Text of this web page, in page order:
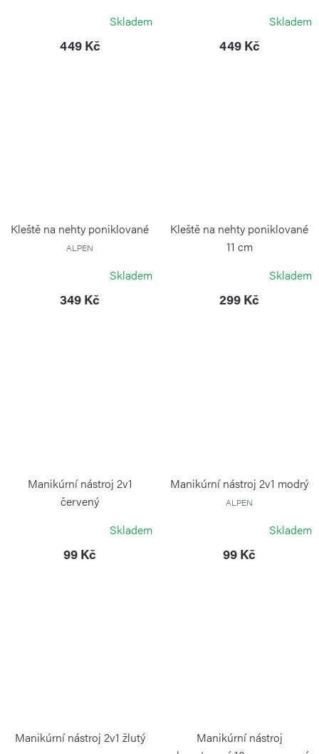
Skladem
449 Kč
Skladem
449 Kč
Kleště na nehty poniklované
ALPEN
Skladem
349 Kč
Kleště na nehty poniklované
11 cm
Skladem
299 Kč
Manikúrní nástroj 2v1
červený
Skladem
99 Kč
Manikúrní nástroj 2v1 modrý
ALPEN
Skladem
99 Kč
Manikúrní nástroj 2v1 žlutý
Manikúrní nástroj